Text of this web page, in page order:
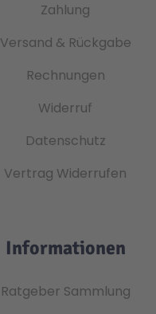
Zahlung
Versand & Rückgabe
Rechnungen
Widerruf
Datenschutz
Vertrag Widerrufen
Informationen
Ratgeber Sammlung